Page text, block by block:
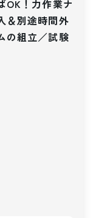
OK！力作業ナ
＆別途時間外
の組立／試験